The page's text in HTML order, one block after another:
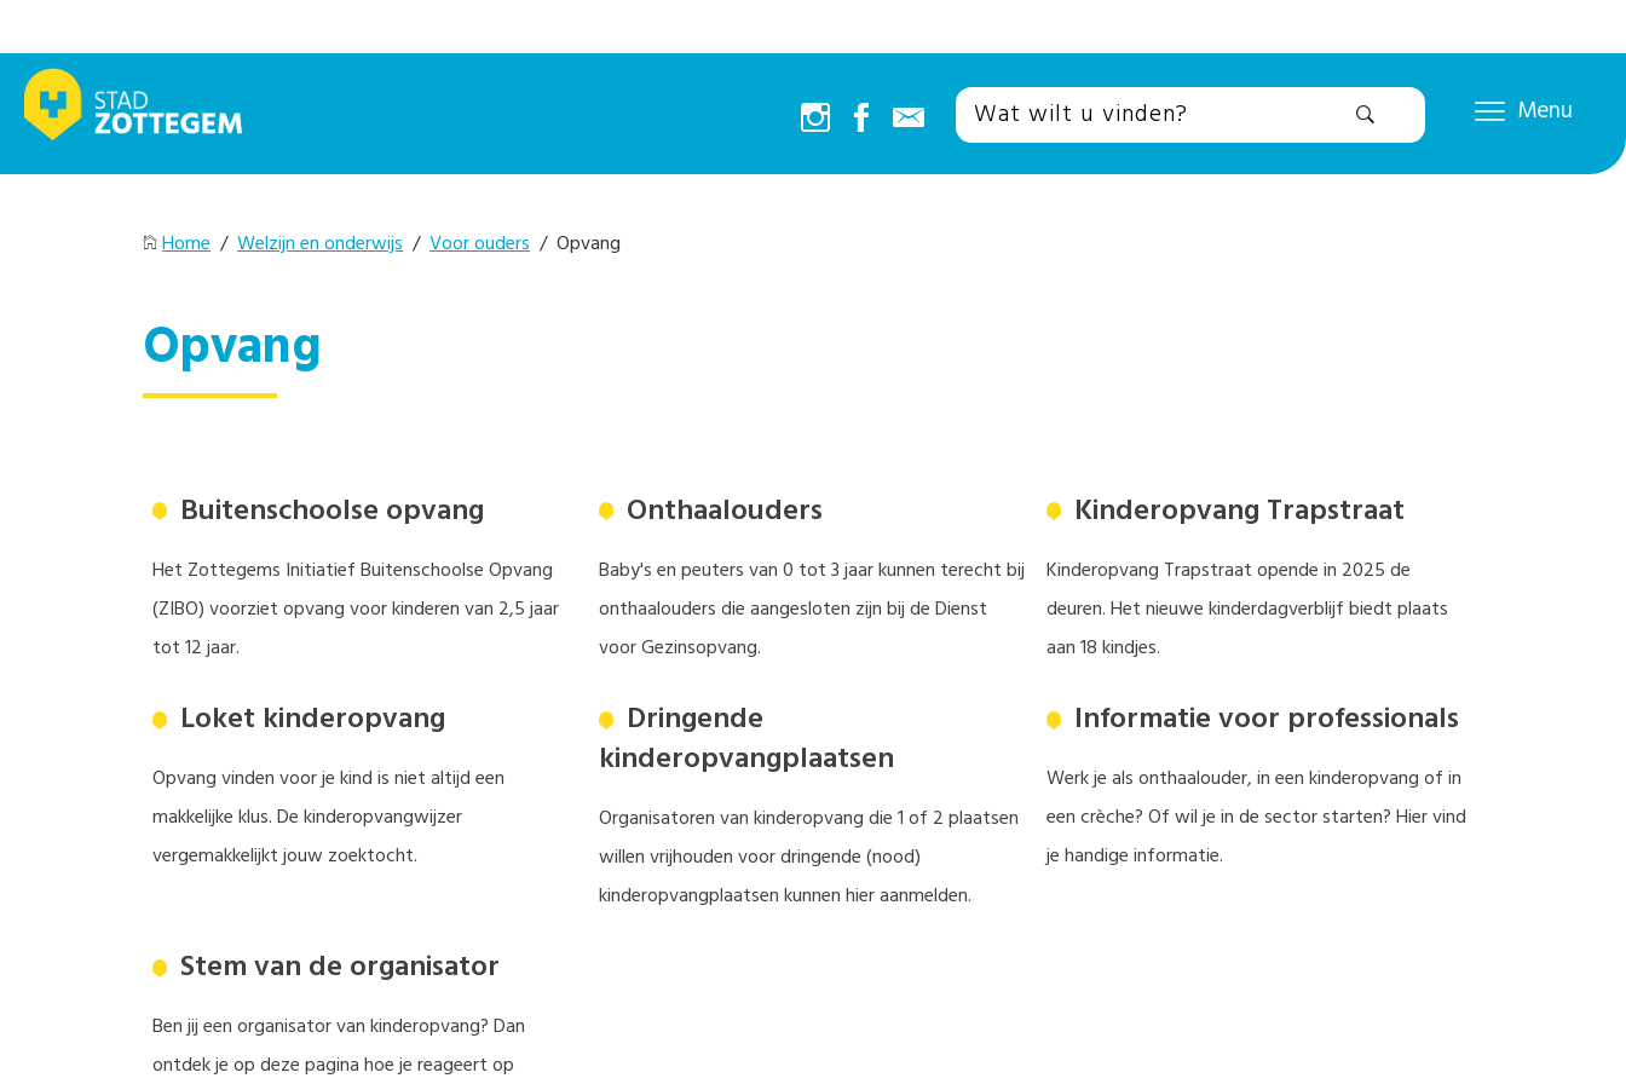
Menu
Home / Welzijn en onderwijs / Voor ouders / Opvang
Opvang
Buitenschoolse opvang
Het Zottegems Initiatief Buitenschoolse Opvang
(ZIBO) voorziet opvang voor kinderen van 2,5 jaar
tot 12 jaar.
Onthaalouders
Baby's en peuters van 0 tot 3 jaar kunnen terecht bij
onthaalouders die aangesloten zijn bij de Dienst
voor Gezinsopvang.
Kinderopvang Trapstraat
Kinderopvang Trapstraat opende in 2025 de
deuren. Het nieuwe kinderdagverblijf biedt plaats
aan 18 kindjes.
Loket kinderopvang
Opvang vinden voor je kind is niet altijd een
makkelijke klus. De kinderopvangwijzer
vergemakkelijkt jouw zoektocht.
Dringende
kinderopvangplaatsen
Organisatoren van kinderopvang die 1 of 2 plaatsen
willen vrijhouden voor dringende (nood)
kinderopvangplaatsen kunnen hier aanmelden.
Informatie voor professionals
Werk je als onthaalouder, in een kinderopvang of in
een crèche? Of wil je in de sector starten? Hier vind
je handige informatie.
Stem van de organisator
Ben jij een organisator van kinderopvang? Dan
ontdek je op deze pagina hoe je reageert op